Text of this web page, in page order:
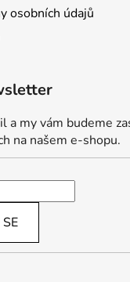
osobních údajů
a my vám budeme
na našem e-shopu.